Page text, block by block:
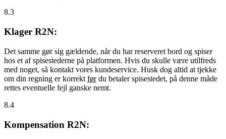
8.3
Klager R2N:
Det samme gør sig gældende, når du har reserveret bord og spiser
hos et af spisestederne på platformen. Hvis du skulle være utilfreds
med noget, så kontakt vores kundeservice. Husk dog altid at tjekke
om din regning er korrekt førdu betaler spisestedet, på denne måde
rettes eventuelle fejl ganske nemt.
8.4
Kompensation R2N: